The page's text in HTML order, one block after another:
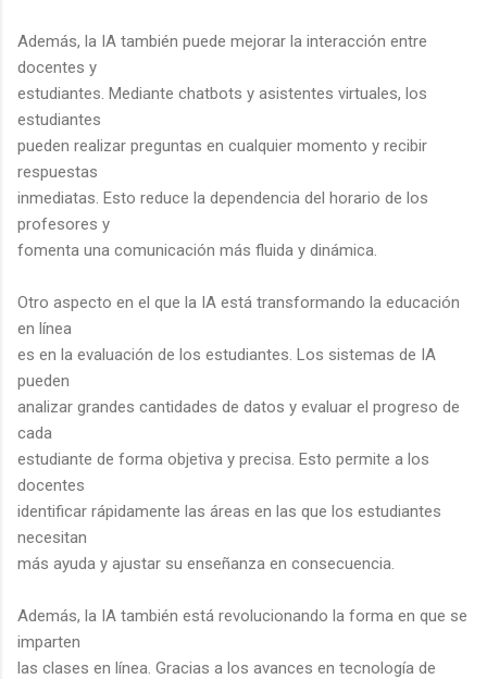
Además, la IA también puede mejorar la interacción entre
docentes y
estudiantes. Mediante chatbots y asistentes virtuales, los
estudiantes
pueden realizar preguntas en cualquier momento y recibir
respuestas
inmediatas. Esto reduce la dependencia del horario de los
profesores y
fomenta una comunicación más fluida y dinámica.
Otro aspecto en el que la IA está transformando la educación
en línea
es en la evaluación de los estudiantes. Los sistemas de IA
pueden
analizar grandes cantidades de datos y evaluar el progreso de
cada
estudiante de forma objetiva y precisa. Esto permite a los
docentes
identificar rápidamente las áreas en las que los estudiantes
necesitan
más ayuda y ajustar su enseñanza en consecuencia.
Además, la IA también está revolucionando la forma en que se
imparten
las clases en línea. Gracias a los avances en tecnología de